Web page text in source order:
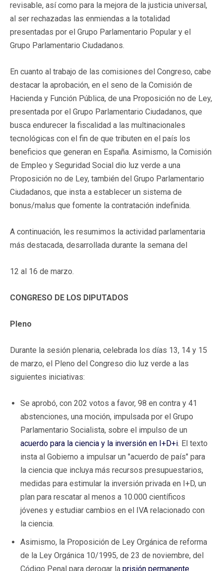
revisable, así como para la mejora de la justicia universal,
al ser rechazadas las enmiendas a la totalidad
presentadas por el Grupo Parlamentario Popular y el
Grupo Parlamentario Ciudadanos.
En cuanto al trabajo de las comisiones del Congreso, cabe
destacar la aprobación, en el seno de la Comisión de
Hacienda y Función Pública, de una Proposición no de Ley,
presentada por el Grupo Parlamentario Ciudadanos, que
busca endurecer la fiscalidad a las multinacionales
tecnológicas con el fin de que tributen en el país los
beneficios que generan en España. Asimismo, la Comisión
de Empleo y Seguridad Social dio luz verde a una
Proposición no de Ley, también del Grupo Parlamentario
Ciudadanos, que insta a establecer un sistema de
bonus/malus que fomente la contratación indefinida.
A continuación, les resumimos la actividad parlamentaria
más destacada, desarrollada durante la semana del
12 al 16 de marzo.
CONGRESO DE LOS DIPUTADOS
Pleno
Durante la sesión plenaria, celebrada los días 13, 14 y 15
de marzo, el Pleno del Congreso dio luz verde a las
siguientes iniciativas:
Se aprobó, con 202 votos a favor, 98 en contra y 41
abstenciones, una moción, impulsada por el Grupo
Parlamentario Socialista, sobre el impulso de un
acuerdo para la ciencia y la inversión en I+D+i. El texto
insta al Gobierno a impulsar un "acuerdo de país" para
la ciencia que incluya más recursos presupuestarios,
medidas para estimular la inversión privada en I+D, un
plan para rescatar al menos a 10.000 científicos
jóvenes y estudiar cambios en el IVA relacionado con
la ciencia.
Asimismo, la Proposición de Ley Orgánica de reforma
de la Ley Orgánica 10/1995, de 23 de noviembre, del
Código Penal para derogar la prisión permanente